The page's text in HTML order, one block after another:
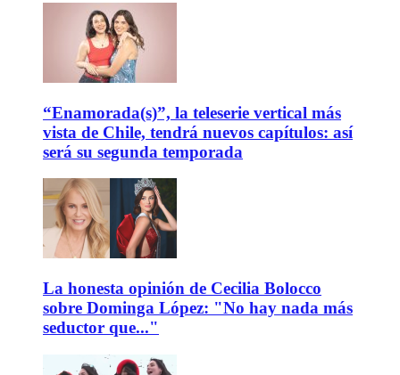
“Enamorada(s)”, la teleserie vertical más
vista de Chile, tendrá nuevos capítulos: así
será su segunda temporada
La honesta opinión de Cecilia Bolocco
sobre Dominga López: "No hay nada más
seductor que..."